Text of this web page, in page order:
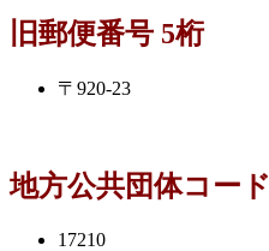
旧郵便番号 5桁
〒920-23
地方公共団体コード
17210